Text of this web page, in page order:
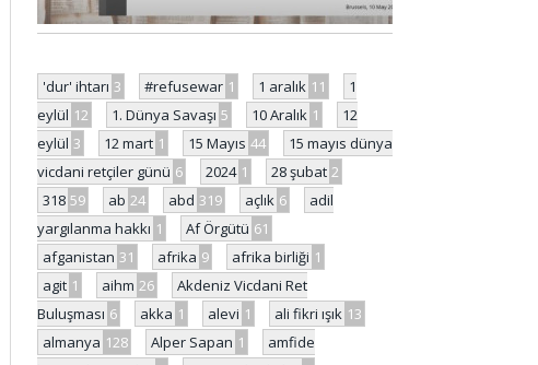
'dur' ihtarı 3 #refusewar 1 1 aralık 11
1
eylül 12 1. Dünya Savaşı 5 10 Aralık 1
12
eylül 3 12 mart 1 15 Mayıs 44
15 mayıs dünya
vicdani retçiler günü 6 2024 1 28 şubat 2
318 59 ab 24 abd 319 açlık 6
adil
yargılanma hakkı 1 Af Örgütü 61
afganistan 31 afrika 9 afrika birliği 1
agit 1 aihm 26
Akdeniz Vicdani Ret
Buluşması 6 akka 1 alevi 1 ali fikri ışık 13
almanya 128 Alper Sapan 1
amfide